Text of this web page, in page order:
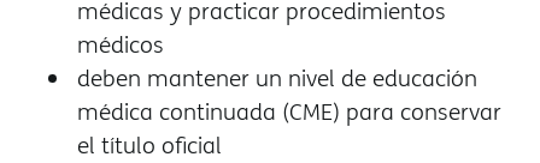
médicas y practicar procedimientos
médicos
deben mantener un nivel de educación
médica continuada (CME) para conservar
el título oficial